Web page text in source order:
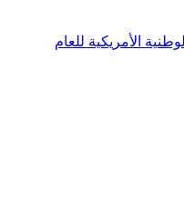
الأمريكية للعام